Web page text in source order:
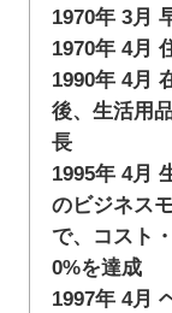
1970年 3月
1970年 4月
1990年 4月
後、生活用
長
1995年 4月
のビジネス
で、コスト
0%を達成
1997年 4月